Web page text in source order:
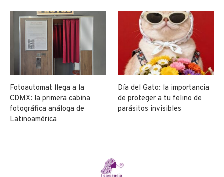
Fotoautomat llega a la
CDMX: la primera cabina
fotográfica análoga de
Latinoamérica
Día del Gato: la importancia
de proteger a tu felino de
parásitos invisibles